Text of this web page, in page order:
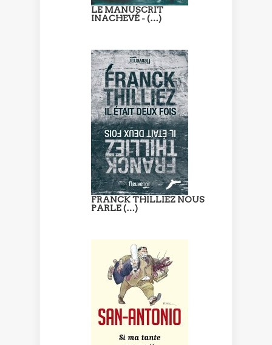
LE MANUSCRIT
INACHEVÉ - (…)
FRANCK THILLIEZ NOUS
PARLE (…)